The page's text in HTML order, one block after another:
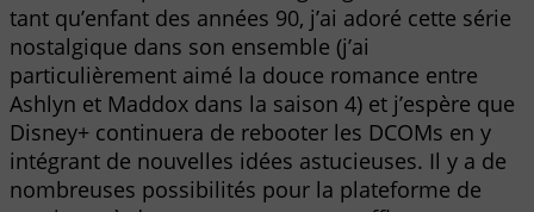
tant qu’enfant des années 90, j’ai adoré cette série
nostalgique dans son ensemble (j’ai
particulièrement aimé la douce romance entre
Ashlyn et Maddox dans la saison 4) et j’espère que
Disney+ continuera de rebooter les DCOMs en y
intégrant de nouvelles idées astucieuses. Il y a de
nombreuses possibilités pour la plateforme de